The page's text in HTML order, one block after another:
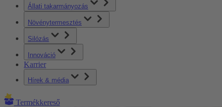
Állati takarmányozás
Növénytermesztés
Silózás
Innováció
Karrier
Hírek & média
Termékkereső